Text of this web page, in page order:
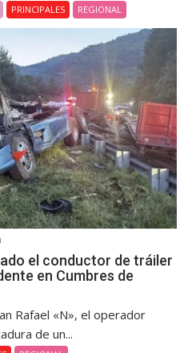
PRINCIPALES REGIONAL
el conductor de tráiler
en Cumbres de
Rafael «N», el operador
de un...